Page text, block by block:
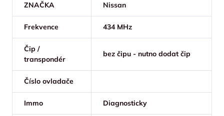
ZNAČKA Nissan
Frekvence 434 MHz
Čip /
transpondér
bez čipu - nutno dodat čip
Číslo ovladače
Immo Diagnosticky